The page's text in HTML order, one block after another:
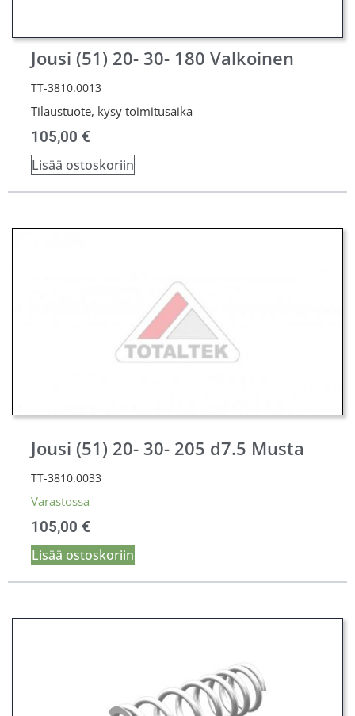
Jousi (51) 20- 30- 180 Valkoinen
TT-3810.0013
Tilaustuote, kysy toimitusaika
105,00 €
Lisää ostoskoriin
Jousi (51) 20- 30- 205 d7.5 Musta
TT-3810.0033
Varastossa
105,00 €
Lisää ostoskoriin